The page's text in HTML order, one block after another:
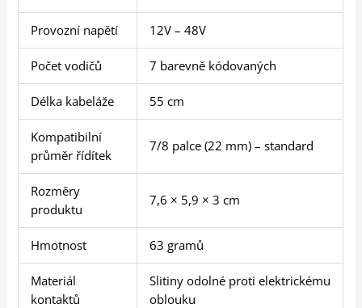
Provozní napětí 12V – 48V
Počet vodičů 7 barevně kódovaných
Délka kabeláže 55 cm
Kompatibilní
průměr řídítek
7/8 palce (22 mm) – standard
Rozměry
produktu
7,6 × 5,9 × 3 cm
Hmotnost 63 gramů
Materiál
kontaktů
Slitiny odolné proti elektrickému
oblouku